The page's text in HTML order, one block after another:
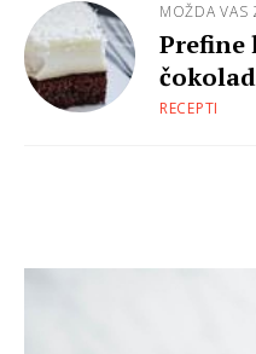
MOŽDA VAS
Prefine
RECEPTI